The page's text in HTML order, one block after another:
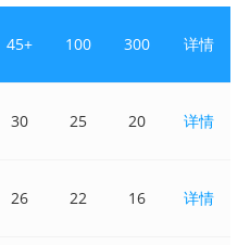
45+ 100 300 详情
30 25 20 详情
26 22 16 详情